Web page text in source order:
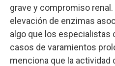
grave y compromiso
elevación de enzimas
algo que los
casos de varamientos
menciona que la actividad